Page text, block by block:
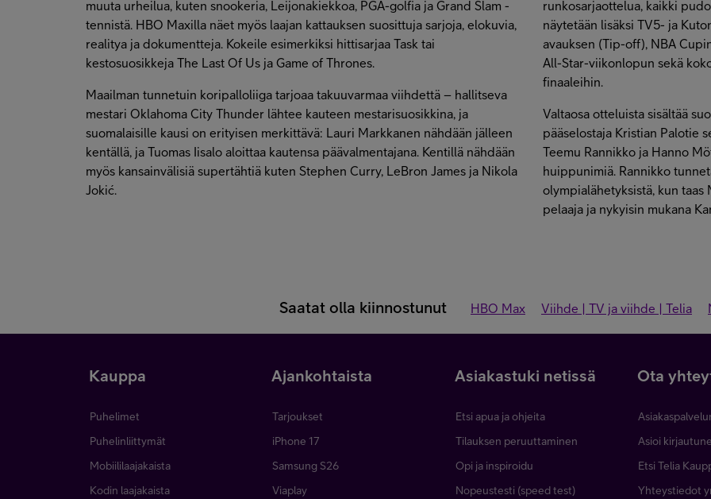
muuta urheilua, kuten snookeria, Leijonakiekkoa, PGA-golfia ja Grand Slam -
tennistä. HBO Maxilla näet myös laajan kattauksen suosittuja sarjoja, elokuvia,
realitya ja dokumentteja. Kokeile esimerkiksi hittisarjaa Task tai
kestosuosikkeja The Last Of Us ja Game of Thrones.
Maailman tunnetuin koripalloliiga tarjoaa takuuvarmaa viihdettä – hallitseva
mestari Oklahoma City Thunder lähtee kauteen mestarisuosikkina, ja
suomalaisille kausi on erityisen merkittävä: Lauri Markkanen nähdään jälleen
kentällä, ja Tuomas Iisalo aloittaa kautensa päävalmentajana. Kentillä nähdään
myös kansainvälisiä supertähtiä kuten Stephen Curry, LeBron James ja Nikola
Jokić.
runkosarjaottelua, kaikki
näytetään lisäksi TV5- ja
avauksen (Tip-off), NBA
All-Star-viikonlopun sekä
finaaleihin.
Valtaosa otteluista sisältää
pääselostaja Kristian Palotie
Teemu Rannikko ja Hanno
huippunimiä. Rannikko
olympialähetyksistä, kun taas
pelaaja ja nykyisin mukana
Saatat olla kiinnostunut HBO Max Viihde | TV ja viihde | Telia
Kauppa
Puhelimet
Puhelinliittymät
Mobiililaajakaista
Kodin laajakaista
Ajankohtaista
Tarjoukset
iPhone 17
Samsung S26
Viaplay
Asiakastuki netissä
Etsi apua ja ohjeita
Tilauksen peruuttaminen
Opi ja inspiroidu
Nopeustesti (speed test)
Ota
Asioi
Etsi Telia
Yhteystiedot